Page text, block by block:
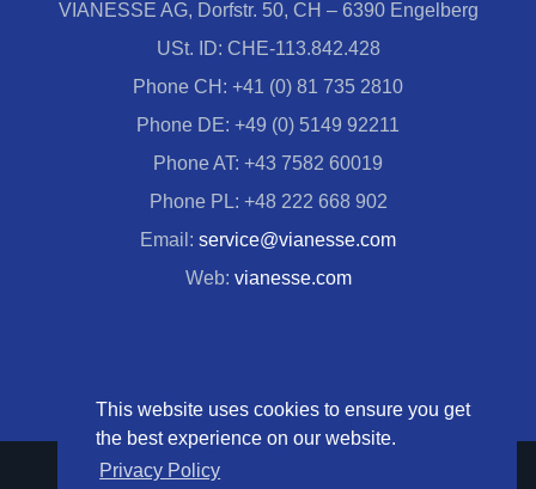
This website uses cookies to ensure you get
the best experience on our website.
Privacy Policy
VIANESSE AG, Dorfstr. 50, CH – 6390 Engelberg
USt. ID: CHE-113.842.428
Phone CH: +41 (0) 81 735 2810
Phone DE: +49 (0) 5149 92211
Phone AT: +43 7582 60019
Phone PL: +48 222 668 902
Email: service@vianesse.com
Web: vianesse.com